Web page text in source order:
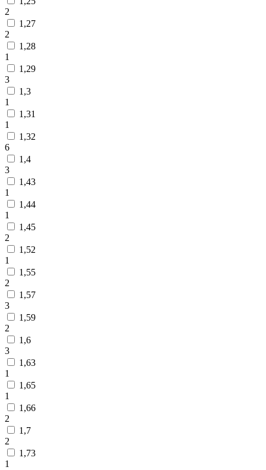
2
1,27
2
1,28
1
1,29
3
1,3
1
1,31
1
1,32
6
1,4
3
1,43
1
1,44
1
1,45
2
1,52
1
1,55
2
1,57
3
1,59
2
1,6
3
1,63
1
1,65
1
1,66
2
1,7
2
1,73
1